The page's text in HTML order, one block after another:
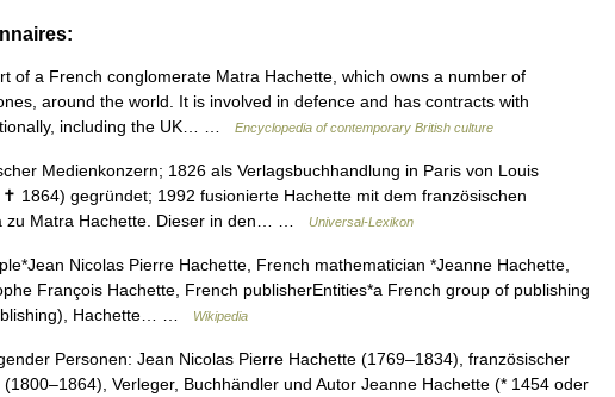
a French conglomerate Matra Hachette, which owns a number of
around the world. It is involved in defence and has contracts with
including the UK… …
Encyclopedia of contemporary British culture
Medienkonzern; 1826 als Verlagsbuchhandlung in Paris von Louis
1864) gegründet; 1992 fusionierte Hachette mit dem französischen
zu Matra Hachette. Dieser in den… …
Universal-Lexikon
Nicolas Pierre Hachette, French mathematician *Jeanne Hachette,
François Hachette, French publisherEntities*a French group of publishing
Hachette… …
Wikipedia
Personen: Jean Nicolas Pierre Hachette (1769–1834), französischer
Verleger, Buchhändler und Autor Jeanne Hachette (* 1454 oder